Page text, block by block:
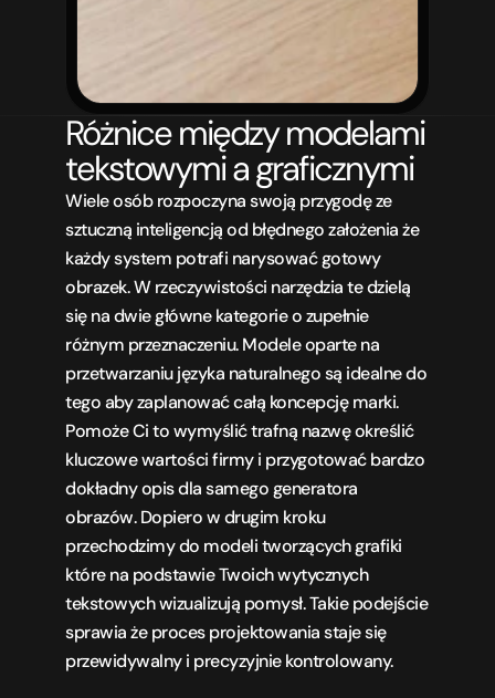
Różnice między modelami
tekstowymi a graficznymi
Wiele osób rozpoczyna swoją przygodę ze
sztuczną inteligencją od błędnego założenia że
każdy system potrafi narysować gotowy
obrazek. W rzeczywistości narzędzia te dzielą
się na dwie główne kategorie o zupełnie
różnym przeznaczeniu. Modele oparte na
przetwarzaniu języka naturalnego są idealne do
tego aby zaplanować całą koncepcję marki.
Pomoże Ci to wymyślić trafną nazwę określić
kluczowe wartości firmy i przygotować bardzo
dokładny opis dla samego generatora
obrazów. Dopiero w drugim kroku
przechodzimy do modeli tworzących grafiki
które na podstawie Twoich wytycznych
tekstowych wizualizują pomysł. Takie podejście
sprawia że proces projektowania staje się
przewidywalny i precyzyjnie kontrolowany.